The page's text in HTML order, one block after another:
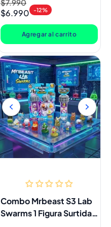
Precio
habitual
$7.990
Precio
de
oferta
$6.990 -12%
Agregar al carrito
Combo Mrbeast S3 Lab
Swarms 1 Figura Surtida y